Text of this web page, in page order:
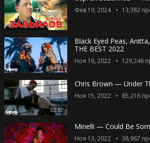
Фев 19, 2024 13,382
04:01
Black Eyed Peas,
THE BEST 2022
Ноя 16, 2022 129,246
02:57
Chris Brown — Under
Ноя 15, 2022 85,216
Minelli — Could Be
Ноя 13, 2022 38,967